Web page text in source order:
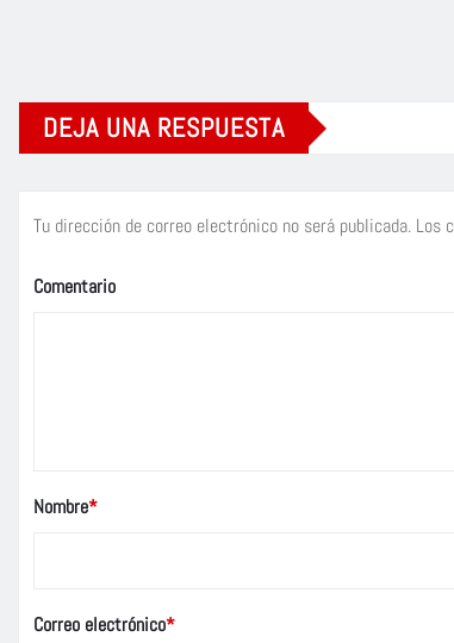
DEJA UNA RESPUESTA
Tu dirección de correo electrónico no será publicada. Los
Comentario
Nombre*
Correo electrónico*